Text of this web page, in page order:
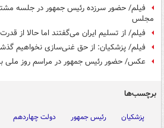
فیلم/ حضور سرزده رئیس جمهور در جلسه
مجلس
فیلم/ از تسلیم ایران می‌گفتند اما حالا از
فیلم/ پزشکیان: از حق غنی‌سازی نخواهیم
عکس/ حضور رئیس جمهور در مراسم روز ملی
برچسب‌ها
پزشکیان رئیس جمهور دولت چهاردهم